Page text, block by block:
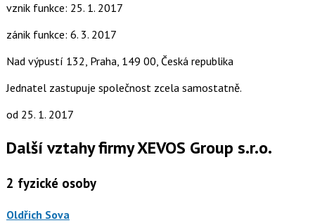
vznik funkce: 25. 1. 2017
zánik funkce: 6. 3. 2017
Nad výpustí 132, Praha, 149 00, Česká republika
Jednatel zastupuje společnost zcela samostatně.
od 25. 1. 2017
Další vztahy firmy XEVOS Group s.r.o.
2 fyzické osoby
Oldřich Sova